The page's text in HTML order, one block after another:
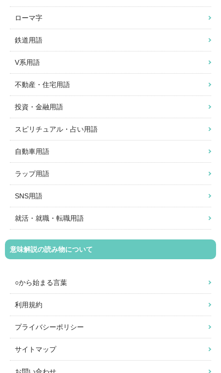
ローマ字
鉄道用語
V系用語
不動産・住宅用語
投資・金融用語
スピリチュアル・占い用語
自動車用語
ラップ用語
SNS用語
就活・就職・転職用語
意味解説の読み物について
○から始まる言葉
利用規約
プライバシーポリシー
サイトマップ